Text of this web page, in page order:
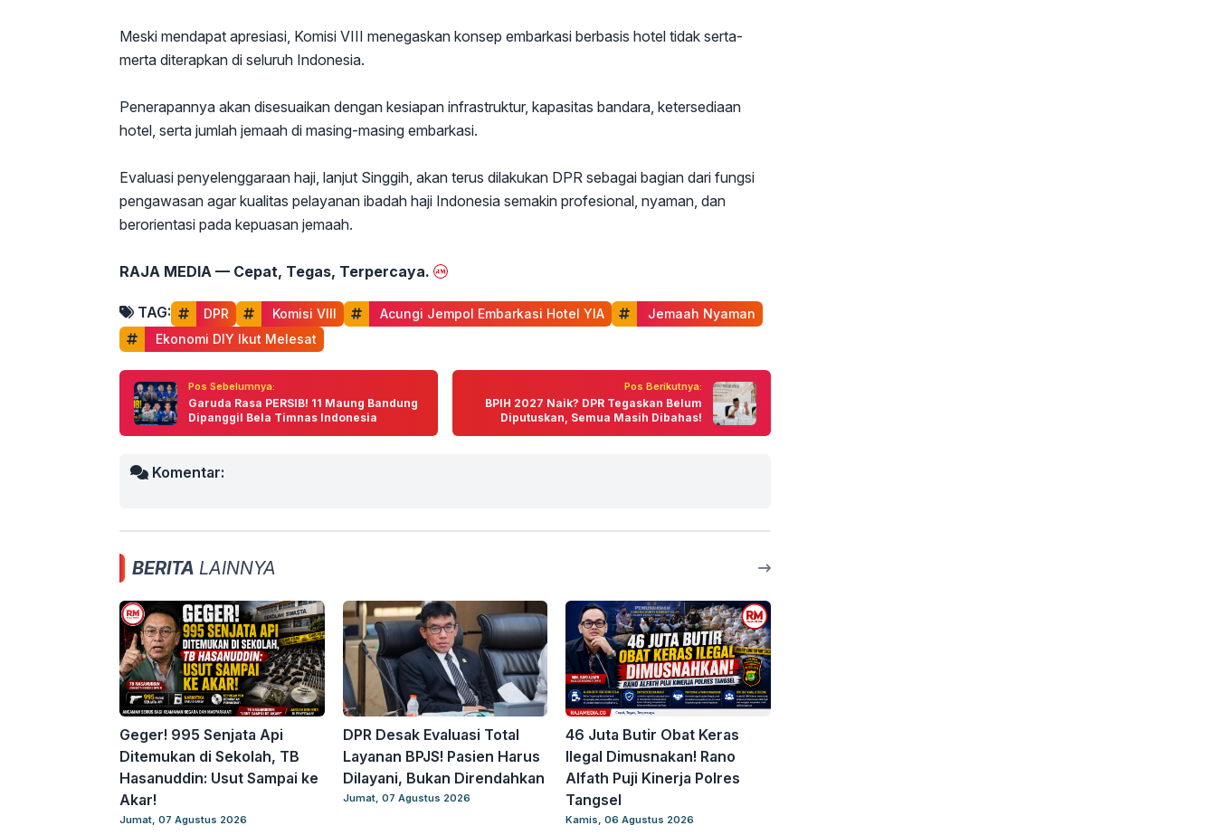
Meski mendapat apresiasi, Komisi VIII menegaskan konsep embarkasi berbasis hotel tidak serta-
merta diterapkan di seluruh Indonesia.
Penerapannya akan disesuaikan dengan kesiapan infrastruktur, kapasitas bandara, ketersediaan
hotel, serta jumlah jemaah di masing-masing embarkasi.
Evaluasi penyelenggaraan haji, lanjut Singgih, akan terus dilakukan DPR sebagai bagian dari fungsi
pengawasan agar kualitas pelayanan ibadah haji Indonesia semakin profesional, nyaman, dan
berorientasi pada kepuasan jemaah.
RAJA MEDIA — Cepat, Tegas, Terpercaya.
TAG: DPR Komisi VIII Acungi Jempol Embarkasi Hotel YIA
Jemaah Nyaman
Ekonomi DIY Ikut Melesat
Pos Sebelumnya:
Garuda Rasa PERSIB! 11 Maung Bandung
Dipanggil Bela Timnas Indonesia
Pos Berikutnya:
BPIH 2027 Naik? DPR Tegaskan Belum
Diputuskan, Semua Masih Dibahas!
Komentar:
BERITA LAINNYA
Geger! 995 Senjata Api
Ditemukan di Sekolah, TB
Hasanuddin: Usut Sampai ke
Akar!
Jumat, 07 Agustus 2026
DPR Desak Evaluasi Total
Layanan BPJS! Pasien Harus
Dilayani, Bukan Direndahkan
Jumat, 07 Agustus 2026
46 Juta Butir Obat Keras
Ilegal Dimusnakan! Rano
Alfath Puji Kinerja Polres
Tangsel
Kamis, 06 Agustus 2026